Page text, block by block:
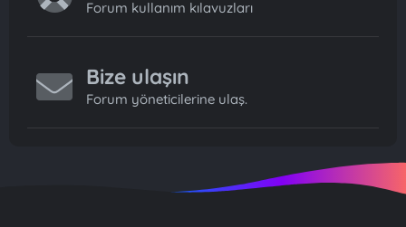
Forum kullanım kılavuzları
Bize ulaşın
Forum yöneticilerine ulaş.